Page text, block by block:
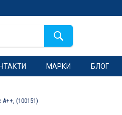
МАРКИ БЛОГ
A++, (100151)